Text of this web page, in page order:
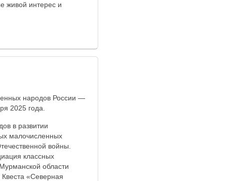
живой интерес и
народов России —
2025 года.
в развитии
малочисленных
войны.
классных
области
Квеста «Северная